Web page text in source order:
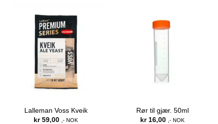
Lalleman Voss Kveik
kr59,00 ,- NOK
Rør til gjær. 50ml
kr16,00 ,- NOK